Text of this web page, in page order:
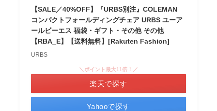
【SALE／40%OFF】『URBS別注』COLEMAN
コンパクトフォールディングチェア URBS ユーア
ールビーエス 福袋・ギフト・その他 その他
【RBA_E】【送料無料】[Rakuten Fashion]
URBS
＼ポイント最大11倍！／
楽天で探す
Yahooで探す